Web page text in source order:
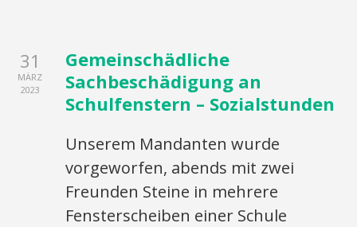
31
MÄRZ
2023
Gemeinschädliche
Sachbeschädigung an
Schulfenstern – Sozialstunden
Unserem Mandanten wurde
vorgeworfen, abends mit zwei
Freunden Steine in mehrere
Fensterscheiben einer Schule